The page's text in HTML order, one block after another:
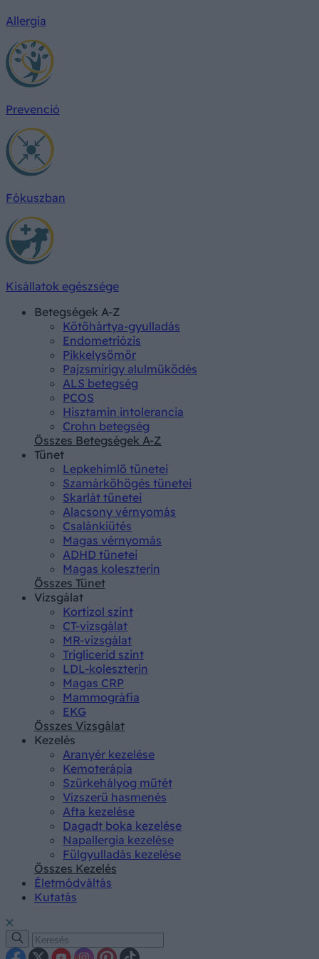
Allergia
Prevenció
Fókuszban
Kisállatok egészsége
Betegségek A-Z
Kötőhártya-gyulladás
Endometriózis
Pikkelysömör
Pajzsmirigy alulműködés
ALS betegség
PCOS
Hisztamin intolerancia
Crohn betegség
Összes Betegségek A-Z
Tünet
Lepkehimlő tünetei
Szamárköhögés tünetei
Skarlát tünetei
Alacsony vérnyomás
Csalánkiütés
Magas vérnyomás
ADHD tünetei
Magas koleszterin
Összes Tünet
Vizsgálat
Kortizol szint
CT-vizsgálat
MR-vizsgálat
Triglicerid szint
LDL-koleszterin
Magas CRP
Mammográfia
EKG
Összes Vizsgálat
Kezelés
Aranyér kezelése
Kemoterápia
Szürkehályog műtét
Vízszerű hasmenés
Afta kezelése
Dagadt boka kezelése
Napallergia kezelése
Fülgyulladás kezelése
Összes Kezelés
Életmódváltás
Kutatás